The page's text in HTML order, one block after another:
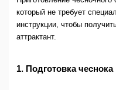
который не требует
инструкции, чтобы
аттрактант.
1. Подготовка чеснока